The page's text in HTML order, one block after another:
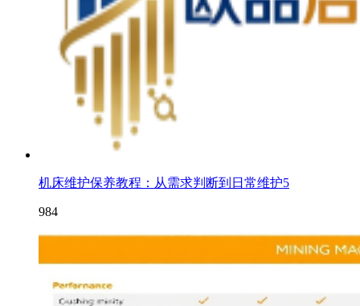
机床维护保养教程：从需求判断到日常维护5
984